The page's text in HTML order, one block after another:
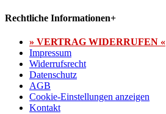
Rechtliche Informationen+
» VERTRAG WIDERRUFEN «
Impressum
Widerrufsrecht
Datenschutz
AGB
Cookie-Einstellungen anzeigen
Kontakt